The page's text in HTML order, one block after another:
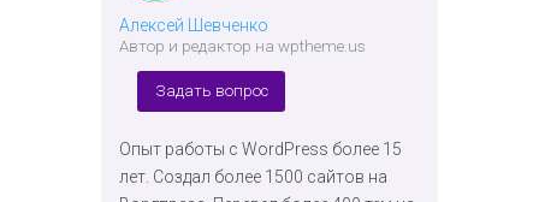
Алексей Шевченко
Автор и редактор на wptheme.us
Задать вопрос
Опыт работы с WordPress более 15
лет. Создал более 1500 сайтов на